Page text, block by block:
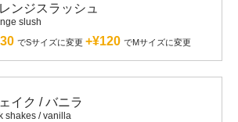
ンジスラッシュ
slush
でSサイズに変更 +¥120 でMサイズに変更
イク / バニラ
shakes / vanilla